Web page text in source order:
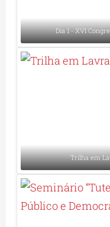
Dia 1 - XVI
Trilha em